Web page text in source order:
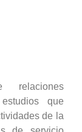
que
de la